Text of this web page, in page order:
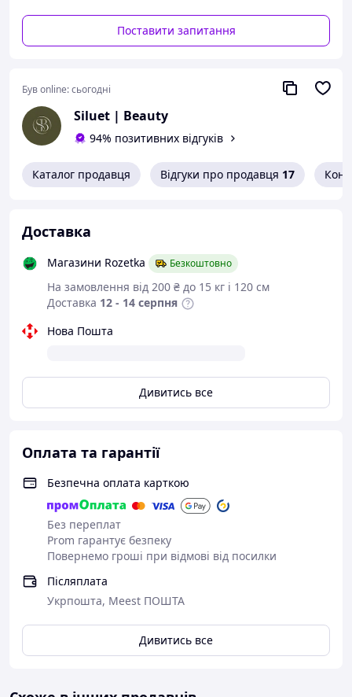
Поставити запитання
Був online:сьогодні
Siluet | Beauty
94% позитивних відгуків
Каталог продавця Відгуки про продавця 17
Доставка
Магазини Rozetka Безкоштовно
На замовлення від 200 ₴ до 15 кг і 120 см
Доставка 12 - 14 серпня
Нова Пошта
Дивитись все
Оплата та гарантії
Безпечна оплата карткою
Без переплат
Prom гарантує безпеку
Повернемо гроші при відмові від посилки
Післяплата
Укрпошта, Meest ПОШТА
Дивитись все